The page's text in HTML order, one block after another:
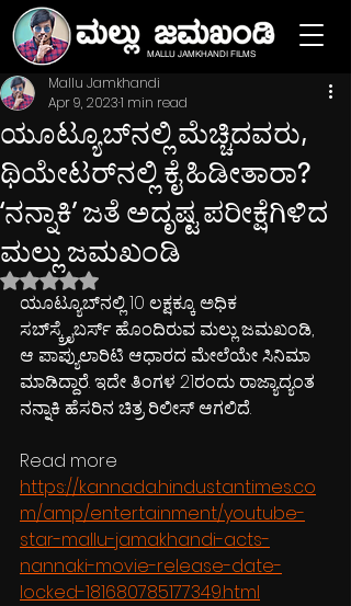
MALLU JAMKHANDI FILMS
ಯೂಟ್ಯೂಬ್‌ನಲ್ಲಿ ಮೆಚ್ಚಿದವರು,
ಥಿಯೇಟರ್‌ನಲ್ಲಿ ಕೈ ಹಿಡೀತಾರಾ?
‘ನನ್ನಾಕಿ’ ಜತೆ ಅದೃಷ್ಟ ಪರೀಕ್ಷೆಗಿಳಿದ
ಮಲ್ಲು ಜಮಖಂಡಿ
Mallu Jamkhandi
Apr 9, 20231 min read
Rated NaN out of 5 stars.
ಯೂಟ್ಯೂಬ್‌ನಲ್ಲಿ 10 ಲಕ್ಷಕ್ಕೂ ಅಧಿಕ
ಸಬ್‌ಸ್ಕ್ರೈಬರ್ಸ್‌ ಹೊಂದಿರುವ ಮಲ್ಲು ಜಮಖಂಡಿ,
ಆ ಪಾಪ್ಯುಲಾರಿಟಿ ಆಧಾರದ ಮೇಲೆಯೇ ಸಿನಿಮಾ
ಮಾಡಿದ್ದಾರೆ. ಇದೇ ತಿಂಗಳ 21ರಂದು ರಾಜ್ಯಾದ್ಯಂತ
ನನ್ನಾಕಿ ಹೆಸರಿನ ಚಿತ್ರ ರಿಲೀಸ್‌ ಆಗಲಿದೆ.
Read more
https://kannada.hindustantimes.co
m/amp/entertainment/youtube-
star-mallu-jamakhandi-acts-
nannaki-movie-release-date-
locked-181680785177349.html